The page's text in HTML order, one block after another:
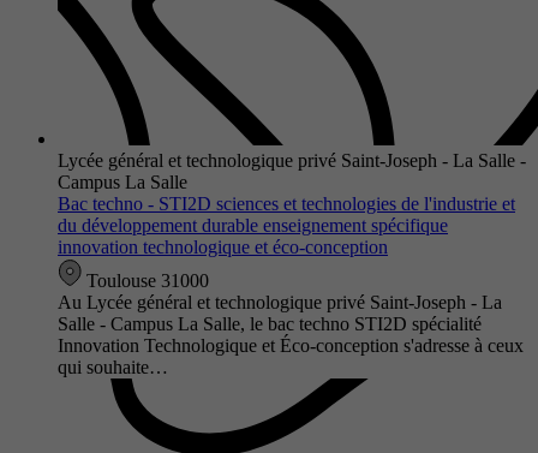
Lycée général et technologique privé Saint-Joseph - La Salle -
Campus La Salle
Bac techno - STI2D sciences et technologies de l'industrie et
du développement durable enseignement spécifique
innovation technologique et éco-conception
Toulouse 31000
Au Lycée général et technologique privé Saint-Joseph - La
Salle - Campus La Salle, le bac techno STI2D spécialité
Innovation Technologique et Éco-conception s'adresse à ceux
qui souhaite…